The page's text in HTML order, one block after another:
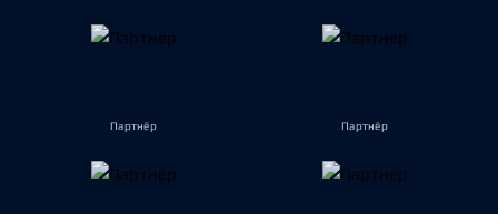
Партнёр Партнёр